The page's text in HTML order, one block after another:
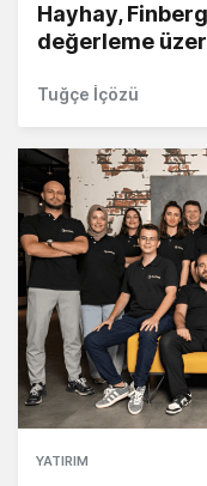
Hayhay,
değerleme
Tuğçe İçözü
YATIRIM